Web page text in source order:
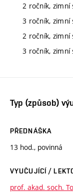
2 ročník,
3 ročník,
2 ročník,
3 ročník,
Typ (způsob)
PŘEDNÁŠKA
13 hod., povinná
VYUČUJÍCÍ /
prof. akad. soch.